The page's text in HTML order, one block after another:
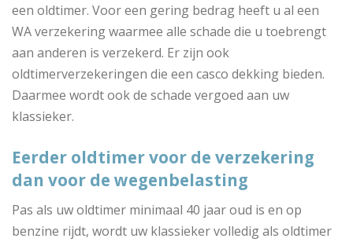
een oldtimer. Voor een gering bedrag heeft u al een
WA verzekering waarmee alle schade die u toebrengt
aan anderen is verzekerd. Er zijn ook
oldtimerverzekeringen die een casco dekking bieden.
Daarmee wordt ook de schade vergoed aan uw
klassieker.
Eerder oldtimer voor de verzekering
dan voor de wegenbelasting
Pas als uw oldtimer minimaal 40 jaar oud is en op
benzine rijdt, wordt uw klassieker volledig als oldtimer